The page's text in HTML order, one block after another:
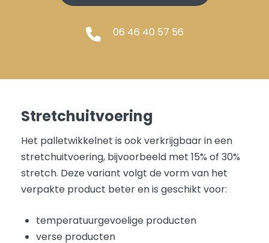
06 46 40 57 56
Stretchuitvoering
Het palletwikkelnet is ook verkrijgbaar in een
stretchuitvoering, bijvoorbeeld met 15% of 30%
stretch. Deze variant volgt de vorm van het
verpakte product beter en is geschikt voor:
temperatuurgevoelige producten
verse producten